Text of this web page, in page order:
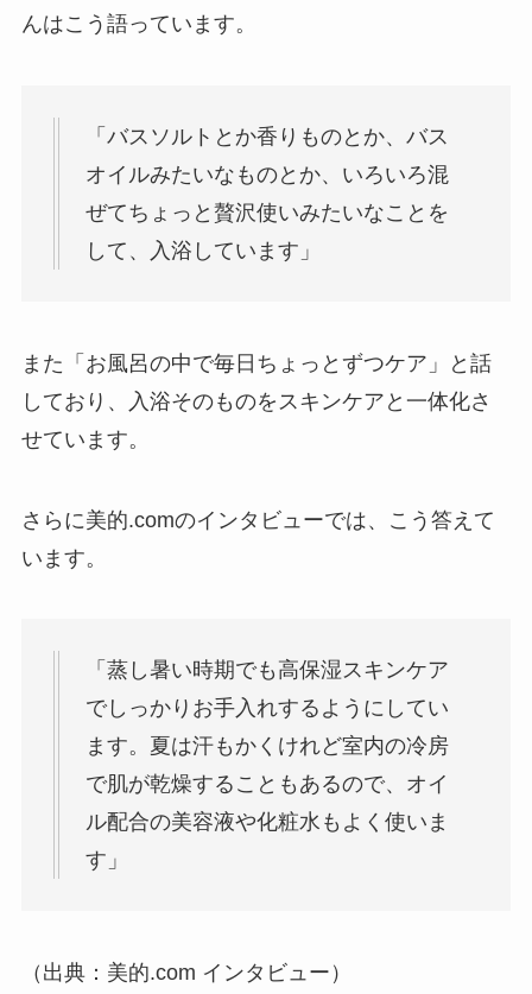
んはこう語っています。
「バスソルトとか香りものとか、バス
オイルみたいなものとか、いろいろ混
ぜてちょっと贅沢使いみたいなことを
して、入浴しています」
また「お風呂の中で毎日ちょっとずつケア」と話
しており、入浴そのものをスキンケアと一体化さ
せています。
さらに美的.comのインタビューでは、こう答えて
います。
「蒸し暑い時期でも高保湿スキンケア
でしっかりお手入れするようにしてい
ます。夏は汗もかくけれど室内の冷房
で肌が乾燥することもあるので、オイ
ル配合の美容液や化粧水もよく使いま
す」
（出典：美的.com インタビュー）